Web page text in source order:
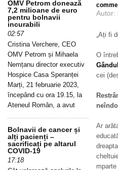
Autor:
„Ați fi
O
Gândul
cei
Ar
OMV Petrom donează
7,2 milioane de euro
pentru bolnavii
incurabili
02:57
Cristina Verchere, CEO
OMV Petrom și Mihaela
Nemțanu director executiv
Hospice Casa Speranței
Marți, 21 februarie 2023,
începând cu ora 19.15, la
Ateneul Român, a avut
Bolnavii de cancer și
alți pacienți –
sacrificați pe altarul
COVID-19
17:18